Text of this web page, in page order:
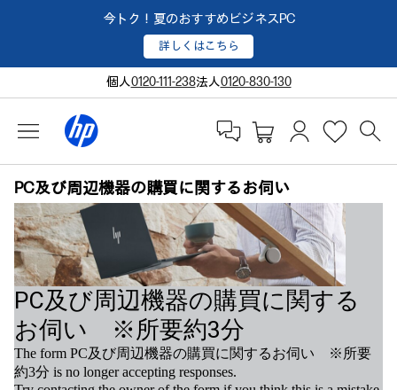
今トク！夏のおすすめビジネスPC
詳しくはこちら
個人0120-111-238法人0120-830-130
PC及び周辺機器の購買に関するお伺い